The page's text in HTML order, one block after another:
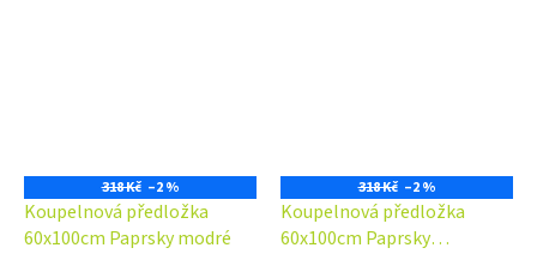
318 Kč –2 %
Koupelnová předložka
60x100cm Paprsky modré
318 Kč –2 %
Koupelnová předložka
60x100cm Paprsky